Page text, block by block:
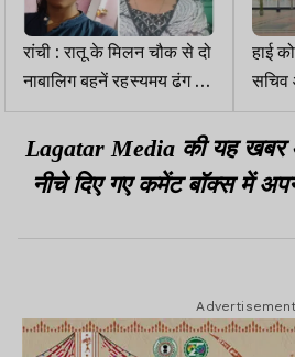
रांची : रातू के मिलन चौक से दो
नाबालिग बहनें रहस्यमय ढंग से
लापता, परिजन परेशान
हाई
सचिव
निकालें
Lagatar Media की यह खबर
नीचे दिए गए कमेंट बॉक्स में
Advertisement